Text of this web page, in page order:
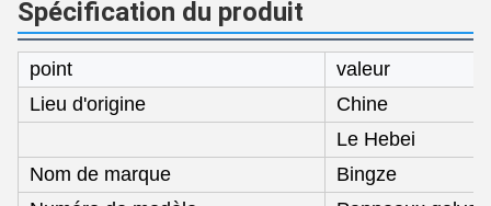
Spécification du produit
point
valeur
Lieu d'origine
Chine
Le Hebei
Nom de marque
Bingze